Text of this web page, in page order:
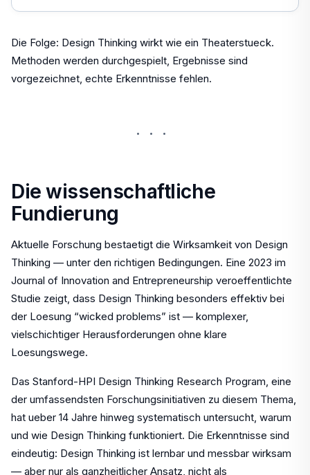
Die Folge: Design Thinking wirkt wie ein Theaterstueck.
Methoden werden durchgespielt, Ergebnisse sind
vorgezeichnet, echte Erkenntnisse fehlen.
···
Die wissenschaftliche
Fundierung
Aktuelle Forschung bestaetigt die Wirksamkeit von Design
Thinking — unter den richtigen Bedingungen. Eine 2023 im
Journal of Innovation and Entrepreneurship veroeffentlichte
Studie zeigt, dass Design Thinking besonders effektiv bei
der Loesung “wicked problems” ist — komplexer,
vielschichtiger Herausforderungen ohne klare
Loesungswege.
Das Stanford-HPI Design Thinking Research Program, eine
der umfassendsten Forschungsinitiativen zu diesem Thema,
hat ueber 14 Jahre hinweg systematisch untersucht, warum
und wie Design Thinking funktioniert. Die Erkenntnisse sind
eindeutig: Design Thinking ist lernbar und messbar wirksam
— aber nur als ganzheitlicher Ansatz, nicht als